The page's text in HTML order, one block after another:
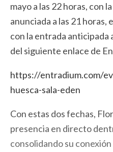
mayo a las 22 horas, con
anunciada a las 21 horas,
con la entrada anticipada
del siguiente enlace de
https://entradium.com/
huesca-sala-eden
Con estas dos fechas,
presencia en directo
consolidando su